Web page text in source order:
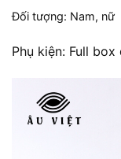
Đối tượng: Nam, nữ
Phụ kiện: Full